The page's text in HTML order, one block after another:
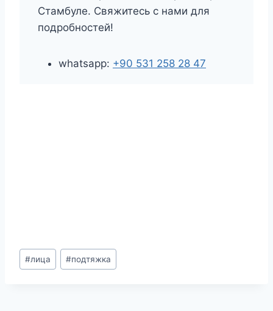
Стамбуле. Свяжитесь с нами для
подробностей!
whatsapp: +90 531 258 28 47
Метки
записи:
#лица #подтяжка